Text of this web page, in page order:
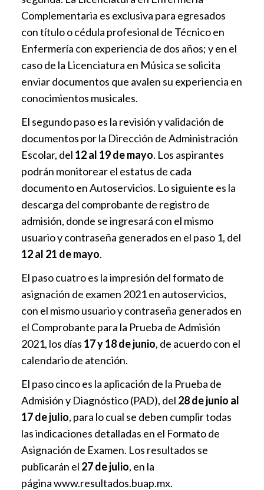
Complementaria es exclusiva para egresados
con título o cédula profesional de Técnico en
Enfermería con experiencia de dos años; y en el
caso de la Licenciatura en Música se solicita
enviar documentos que avalen su experiencia en
conocimientos musicales.
El segundo paso es la revisión y validación de
documentos por la Dirección de Administración
Escolar, del 12 al 19 de mayo. Los aspirantes
podrán monitorear el estatus de cada
documento en Autoservicios. Lo siguiente es la
descarga del comprobante de registro de
admisión, donde se ingresará con el mismo
usuario y contraseña generados en el paso 1, del
12 al 21 de mayo.
El paso cuatro es la impresión del formato de
asignación de examen 2021 en autoservicios,
con el mismo usuario y contraseña generados en
el Comprobante para la Prueba de Admisión
2021, los días 17 y 18 de junio, de acuerdo con el
calendario de atención.
El paso cinco es la aplicación de la Prueba de
Admisión y Diagnóstico (PAD), del 28 de junio al
17 de julio, para lo cual se deben cumplir todas
las indicaciones detalladas en el Formato de
Asignación de Examen. Los resultados se
publicarán el 27 de julio, en la
páginawww.resultados.buap.mx.